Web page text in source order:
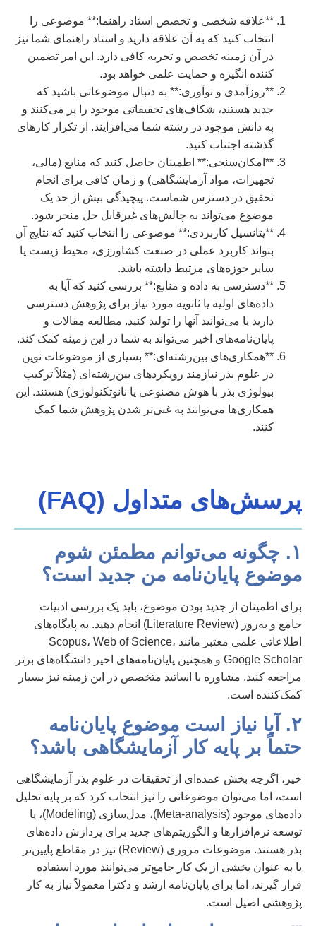
**علاقه شخصی و تخصص استاد راهنما:** موضوعی را
انتخاب کنید که به آن علاقه دارید و استاد راهنمای شما نیز
در آن زمینه تخصص و تجربه کافی دارد. این امر تضمین
کننده انگیزه و حمایت علمی خواهد بود.
**روزآمدی و نوآوری:** به دنبال موضوعاتی باشید که
جدید هستند، شکاف‌های تحقیقاتی موجود را پر می‌کنند و
به دانش موجود در رشته شما می‌افزایند. از تکرار کارهای
گذشته اجتناب کنید.
**امکان‌سنجی:** اطمینان حاصل کنید که منابع (مالی،
تجهیزات، مواد آزمایشگاهی) و زمان کافی برای انجام
تحقیق در دسترس شماست. پیچیدگی بیش از حد یک
موضوع می‌تواند به چالش‌های غیرقابل حل منجر شود.
**پتانسیل کاربردی:** موضوعی را انتخاب کنید که نتایج آن
بتواند کاربرد عملی در صنعت کشاورزی، محیط زیست یا
سایر حوزه‌های مرتبط داشته باشد.
**دسترسی به داده و منابع:** بررسی کنید که آیا به
داده‌های اولیه یا ثانویه مورد نیاز برای پژوهش دسترسی
دارید یا می‌توانید آنها را تولید کنید. مطالعه مقالات و
پایان‌نامه‌های اخیر می‌تواند به شما در این زمینه کمک کند.
**همکاری‌های بین‌رشته‌ای:** بسیاری از موضوعات نوین
در علوم بذر نیازمند رویکردهای بین‌رشته‌ای (مثلاً ترکیب
بیولوژی بذر با هوش مصنوعی یا نانوتکنولوژی) هستند. این
همکاری‌ها می‌توانند به غنی‌تر شدن پژوهش شما کمک
کنند.
پرسش‌های متداول (FAQ)
۱. چگونه می‌توانم مطمئن شوم
موضوع پایان‌نامه من جدید است؟
برای اطمینان از جدید بودن موضوع، باید یک بررسی ادبیات
جامع و به‌روز (Literature Review) انجام دهید. به پایگاه‌های
اطلاعاتی علمی معتبر مانند Scopus، Web of Science،
Google Scholar و همچنین پایان‌نامه‌های اخیر دانشگاه‌های برتر
مراجعه کنید. مشاوره با اساتید متخصص در این زمینه نیز بسیار
کمک‌کننده است.
۲. آیا نیاز است موضوع پایان‌نامه
حتماً بر پایه کار آزمایشگاهی باشد؟
خیر، اگرچه بخش عمده‌ای از تحقیقات در علوم بذر آزمایشگاهی
است، اما می‌توان موضوعاتی را نیز انتخاب کرد که بر پایه تحلیل
داده‌های موجود (Meta-analysis)، مدل‌سازی (Modeling)، یا
توسعه نرم‌افزارها و الگوریتم‌های جدید برای پردازش داده‌های
بذر هستند. موضوعات مروری (Review) نیز در مقاطع پایین‌تر
یا به عنوان بخشی از یک کار جامع‌تر می‌توانند مورد استفاده
قرار گیرند، اما برای پایان‌نامه ارشد و دکترا معمولاً نیاز به کار
پژوهشی اصیل است.